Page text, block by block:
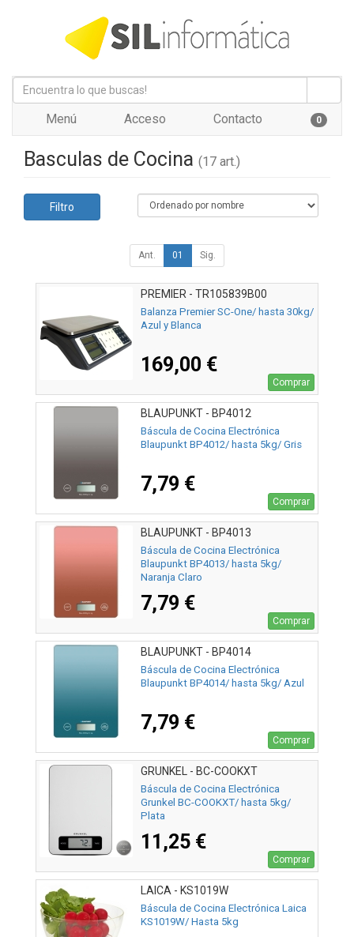
Menú Acceso Contacto 0
Basculas de Cocina (17 art.)
Filtro
Ant. 01 Sig.
PREMIER - TR105839B00
Balanza Premier SC-One/ hasta 30kg/
Azul y Blanca
169,00 €
Comprar
BLAUPUNKT - BP4012
Báscula de Cocina Electrónica
Blaupunkt BP4012/ hasta 5kg/ Gris
7,79 €
Comprar
BLAUPUNKT - BP4013
Báscula de Cocina Electrónica
Blaupunkt BP4013/ hasta 5kg/
Naranja Claro
7,79 €
Comprar
BLAUPUNKT - BP4014
Báscula de Cocina Electrónica
Blaupunkt BP4014/ hasta 5kg/ Azul
7,79 €
Comprar
GRUNKEL - BC-COOKXT
Báscula de Cocina Electrónica
Grunkel BC-COOKXT/ hasta 5kg/
Plata
11,25 €
Comprar
LAICA - KS1019W
Báscula de Cocina Electrónica Laica
KS1019W/ Hasta 5kg